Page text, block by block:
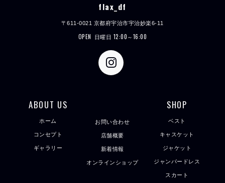
flax_df
〒611-0021 京都府宇治市宇治妙楽6-11
OPEN 日曜日 12:00～16:00
ABOUT US
ホーム
コンセプト
ギャラリー
お問い合わせ
店舗概要
新着情報
オンラインショップ
SHOP
ベスト
キャスケット
ジャケット
ジャンパードレス
スカート